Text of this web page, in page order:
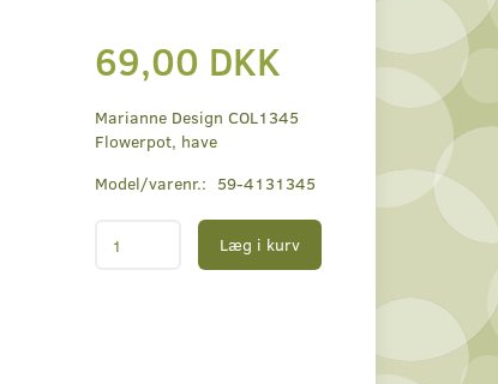
69,00 DKK
Marianne Design COL1345
Flowerpot, have
Model/varenr.: 59-4131345
Læg i kurv